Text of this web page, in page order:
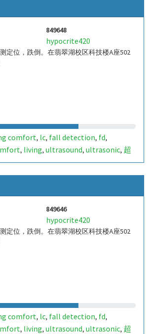
849648
hypocrite420
定位，跌倒。在翡翠湖校区科技楼A座502
comfort, lc, fall detection, fd,
, living, ultrasound, ultrasonic, 超
,跌倒,定位,哈山,室内定位,室内,
comfort,ilc,indoor living quality,
849646
hypocrite420
定位，跌倒。在翡翠湖校区科技楼A座502
comfort, lc, fall detection, fd,
, living, ultrasound, ultrasonic, 超